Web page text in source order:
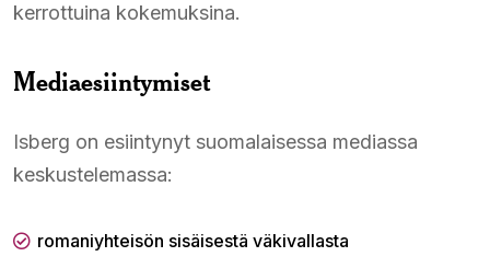
kerrottuina kokemuksina.
Mediaesiintymiset
Isberg on esiintynyt suomalaisessa mediassa
keskustelemassa:
romaniyhteisön sisäisestä väkivallasta